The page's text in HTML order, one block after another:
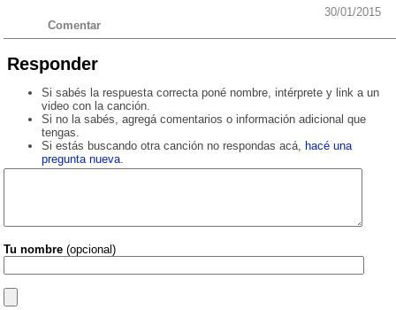
30/01/2015
Comentar
Responder
Si sabés la respuesta correcta poné nombre, intérprete y link a un
video con la canción.
Si no la sabés, agregá comentarios o información adicional que
tengas.
Si estás buscando otra canción no respondas acá, hacé una
pregunta nueva.
Tu nombre (opcional)